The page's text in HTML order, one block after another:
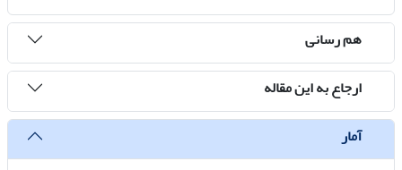
هم رسانی
ارجاع به این مقاله
آمار